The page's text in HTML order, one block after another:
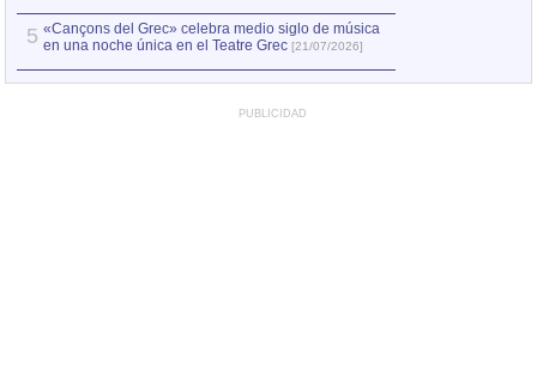
5 «Cançons del Grec» celebra medio siglo de música
en una noche única en el Teatre Grec [21/07/2026]
PUBLICIDAD